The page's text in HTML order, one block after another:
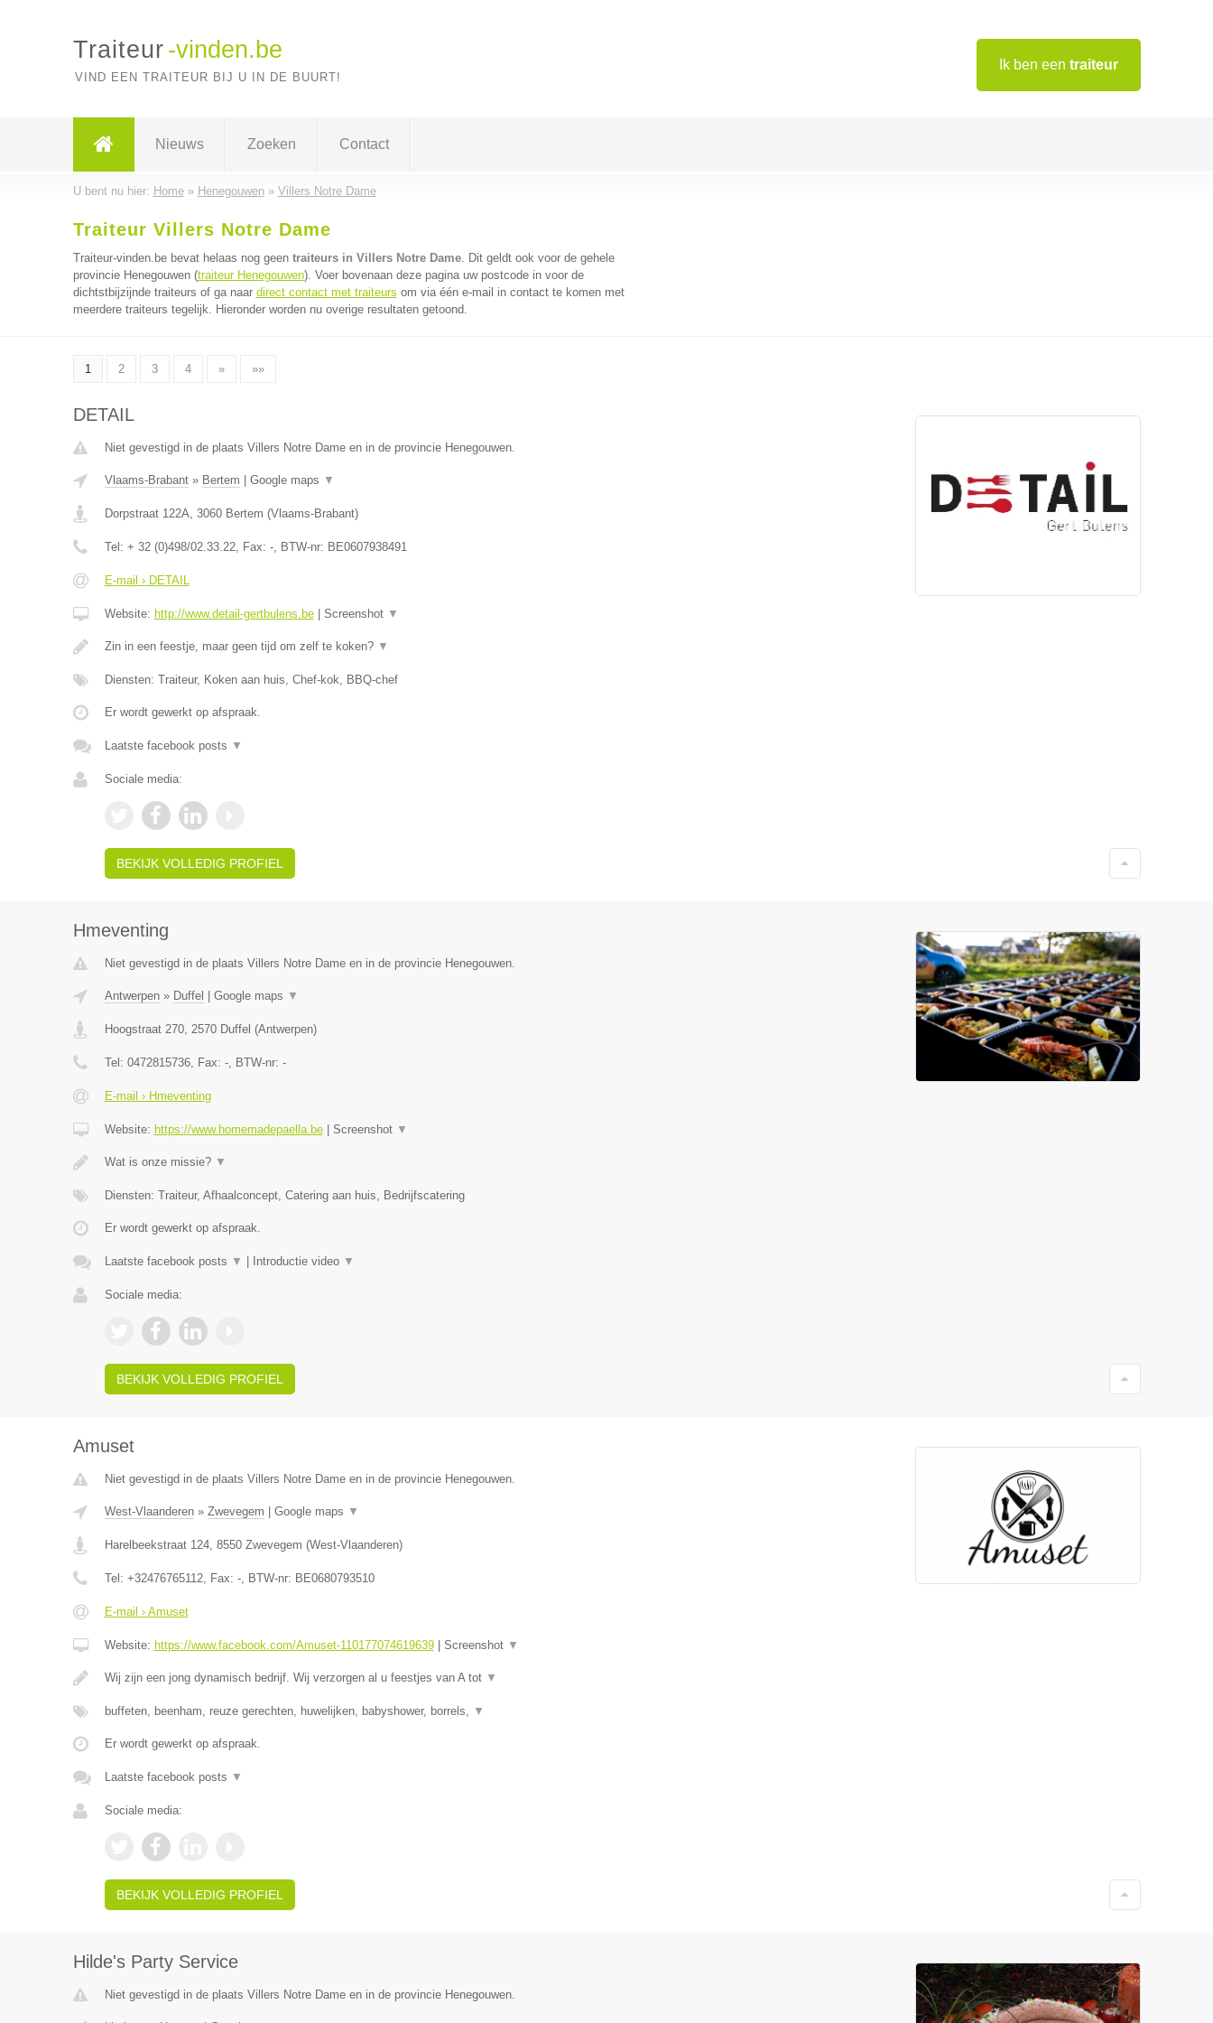
Ik ben een traiteur
Traiteur -vinden.be
VIND EEN TRAITEUR BIJ U IN DE BUURT!
Nieuws Zoeken Contact
U bent nu hier: Home» Henegouwen» Villers Notre Dame
Traiteur Villers Notre Dame
Traiteur-vinden.be bevat helaas nog geen traiteurs in Villers Notre Dame. Dit geldt ook voor de gehele
provincie Henegouwen (traiteur Henegouwen). Voer bovenaan deze pagina uw postcode in voor de
dichtstbijzijnde traiteurs of ga naar direct contact met traiteurs om via één e-mail in contact te komen met
meerdere traiteurs tegelijk. Hieronder worden nu overige resultaten getoond.
1 2 3 4 » »»
DETAIL
Niet gevestigd in de plaats Villers Notre Dame en in de provincie Henegouwen.
Vlaams-Brabant» Bertem Google maps ▼
Dorpstraat 122A, 3060 Bertem (Vlaams-Brabant)
Tel: + 32 (0)498/02.33.22, Fax: -, BTW-nr: BE0607938491
E-mail › DETAIL
Website: http://www.detail-gertbulens.be| Screenshot ▼
Zin in een feestje, maar geen tijd om zelf te koken? ▼
Diensten: Traiteur, Koken aan huis, Chef-kok, BBQ-chef
Er wordt gewerkt op afspraak.
Laatste facebook posts ▼
Sociale media:
BEKIJK VOLLEDIG PROFIEL
Hmeventing
Niet gevestigd in de plaats Villers Notre Dame en in de provincie Henegouwen.
Antwerpen» Duffel Google maps ▼
Hoogstraat 270, 2570 Duffel (Antwerpen)
Tel: 0472815736, Fax: -, BTW-nr: -
E-mail › Hmeventing
Website: https://www.homemadepaella.be| Screenshot ▼
Wat is onze missie? ▼
Diensten: Traiteur, Afhaalconcept, Catering aan huis, Bedrijfscatering
Er wordt gewerkt op afspraak.
Laatste facebook posts ▼ Introductie video ▼
Sociale media:
BEKIJK VOLLEDIG PROFIEL
Amuset
Niet gevestigd in de plaats Villers Notre Dame en in de provincie Henegouwen.
West-Vlaanderen» Zwevegem Google maps ▼
Harelbeekstraat 124, 8550 Zwevegem (West-Vlaanderen)
Tel: +32476765112, Fax: -, BTW-nr: BE0680793510
E-mail › Amuset
Website: https://www.facebook.com/Amuset-110177074619639| Screenshot ▼
Wij zijn een jong dynamisch bedrijf. Wij verzorgen al u feestjes van A tot ▼
buffeten, beenham, reuze gerechten, huwelijken, babyshower, borrels, ▼
Er wordt gewerkt op afspraak.
Laatste facebook posts ▼
Sociale media:
BEKIJK VOLLEDIG PROFIEL
Hilde's Party Service
Niet gevestigd in de plaats Villers Notre Dame en in de provincie Henegouwen.